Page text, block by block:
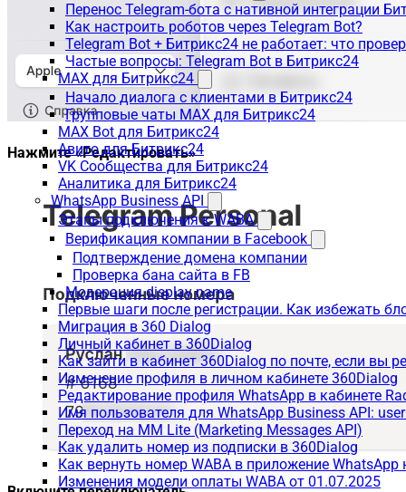
Перенос Telegram-бота с нативной интеграции
Как настроить роботов через Telegram Bot?
Telegram Bot + Битрикс24 не работает: что
Частые вопросы: Telegram Bot в Битрикс24
MAX для Битрикс24
Начало диалога с клиентами в Битрикс24
Групповые чаты MAX для Битрикс24
MAX Bot для Битрикс24
Авито для Битрикс24
VK Сообщества для Битрикс24
Аналитика для Битрикс24
WhatsApp Business API
Этапы подключения к WABA
Верификация компании в Facebook
Подтверждение домена компании
Проверка бана сайта в FB
Модерация display name
Первые шаги после регистрации. Как избежать
Миграция в 360 Dialog
Личный кабинет в 360Dialog
Как зайти в кабинет 360Dialog по почте, если вы
Изменение профиля в личном кабинете 360Dialog
Редактирование профиля WhatsApp в кабинете
Имя пользователя для WhatsApp Business API:
Переход на MM Lite (Marketing Messages API)
Как удалить номер из подписки в 360Dialog
Как вернуть номер WABA в приложение WhatsApp
Изменения модели оплаты WABA от 01.07.2025
Нажмите «Редактировать»